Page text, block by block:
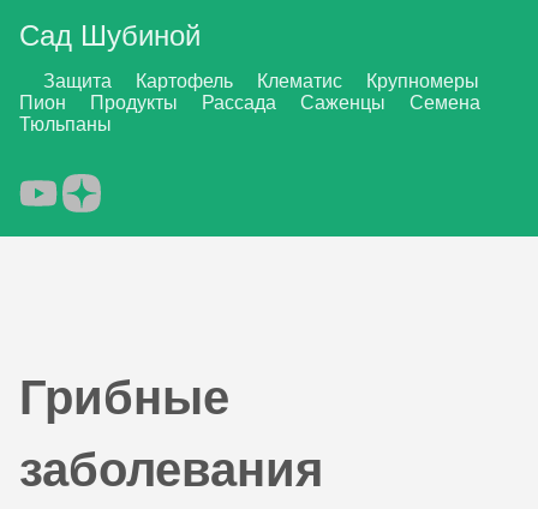
Сад Шубиной
Защита Картофель Клематис
Крупномеры
Пион
Продукты Рассада Саженцы
Семена
Тюльпаны
Грибные
заболевания